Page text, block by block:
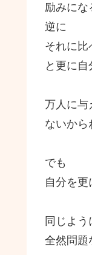
励みにな
逆に
それに比
と更に
万人に与
ないから
でも
自分を
同じよう
全然問題